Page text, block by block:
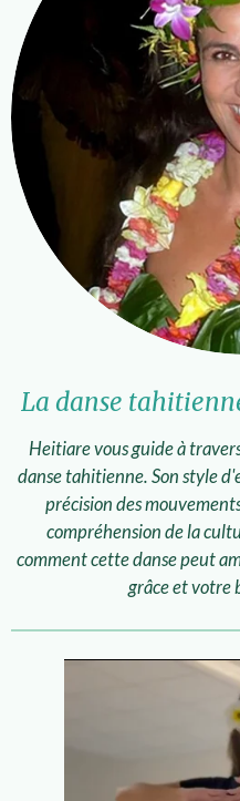
La danse
Heitiare vous guide à
danse tahitienne. Son style
précision des
compréhension de la
comment cette danse peut
grâce et votre